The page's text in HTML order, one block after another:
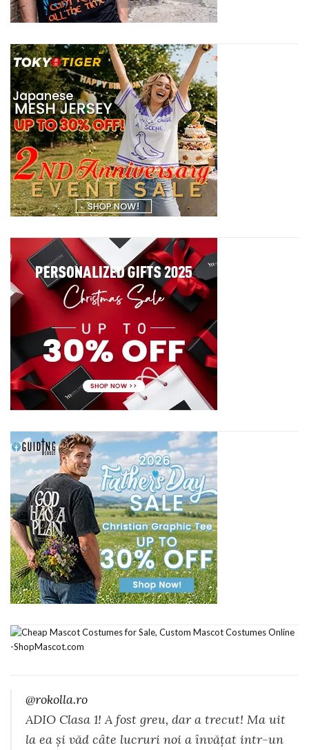
@rokolla.ro
ADIO Clasa 1! A fost greu, dar a trecut! Ma uit
la ea și văd câte lucruri noi a învățat intr-un